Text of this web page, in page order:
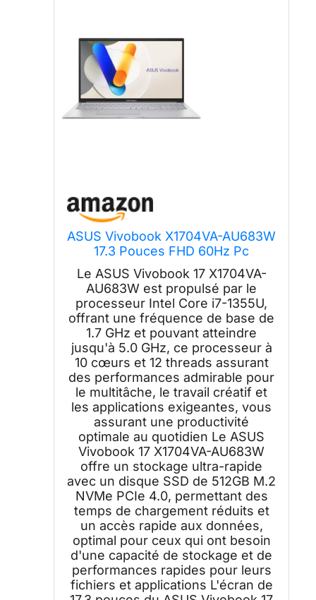
ASUS Vivobook X1704VA-AU683W
17.3 Pouces FHD 60Hz Pc
Portable (processeur Intel Core
i7-1355U, 16GB DDR4, 512GB SSD,
Intel Iris Xᵉ Graphics, Windows 11
Home) – Clavier AZERTY
Le ASUS Vivobook 17 X1704VA-
AU683W est propulsé par le
processeur Intel Core i7-1355U,
offrant une fréquence de base de
1.7 GHz et pouvant atteindre
jusqu'à 5.0 GHz, ce processeur à
10 cœurs et 12 threads assurant
des performances admirable pour
le multitâche, le travail créatif et
les applications exigeantes, vous
assurant une productivité
optimale au quotidien Le ASUS
Vivobook 17 X1704VA-AU683W
offre un stockage ultra-rapide
avec un disque SSD de 512GB M.2
NVMe PCIe 4.0, permettant des
temps de chargement réduits et
un accès rapide aux données,
optimal pour ceux qui ont besoin
d'une capacité de stockage et de
performances rapides pour leurs
fichiers et applications L'écran de